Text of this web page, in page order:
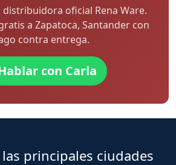
distribuidora oficial Rena Ware.
a Zapatoca, Santander con
contra entrega.
con Carla
las principales ciudades